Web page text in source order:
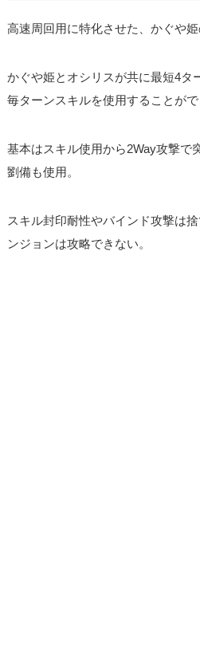
高速周回用に特化させた、かぐや姫
かぐや姫とオシリスが共に最短4タ
毎ターンスキルを使用することがで
基本はスキル使用から2Way攻撃で
劉備も使用。
スキル封印耐性やバインド攻撃は
ンジョンは攻略できない。